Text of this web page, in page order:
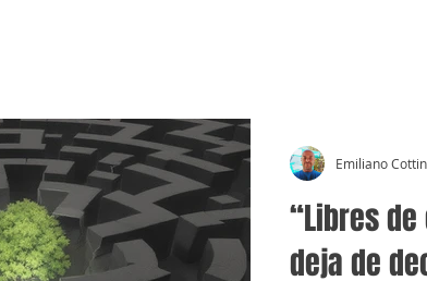
“Libres
deja de
Emiliano